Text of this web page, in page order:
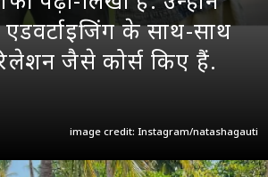
के साथ-साथ
जैसे कोर्स किए हैं.
image credit: Instagram/natashagauti